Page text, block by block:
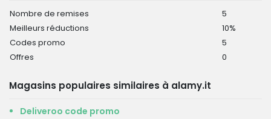
Nombre de remises
5
Meilleurs réductions
10%
Codes promo
5
Offres
0
Magasins populaires similaires à alamy.it
Deliveroo code promo